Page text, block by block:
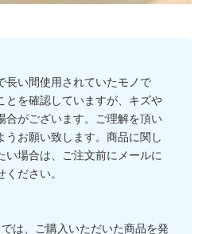
長い間使用されていたモノで
とを確認していますが、キズや
合がございます。ご理解を頂い
うお願い致します。商品に関し
い場合は、ご注文前にメールに
ださい。
は、ご購入いただいた商品を発